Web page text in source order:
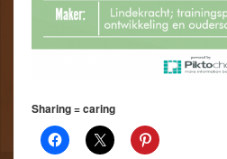
Sharing = caring